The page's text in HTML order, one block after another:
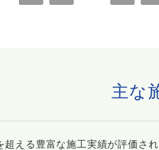
主な
超える豊富な施工実績が評価さ